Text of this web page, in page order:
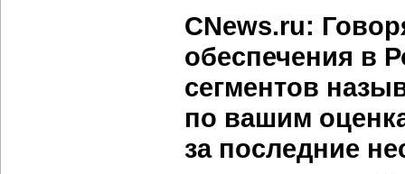
CNews.ru:
обеспечения в
сегментов
по вашим
за последние